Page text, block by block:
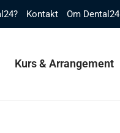
Kontakt Om Dental24
Kurs & Arrangement